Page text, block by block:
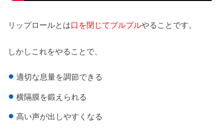
リップロールとは口を閉じてプルプルやることです。
しかしこれをやることで、
適切な息量を調節できる
横隔膜を鍛えられる
高い声が出しやすくなる